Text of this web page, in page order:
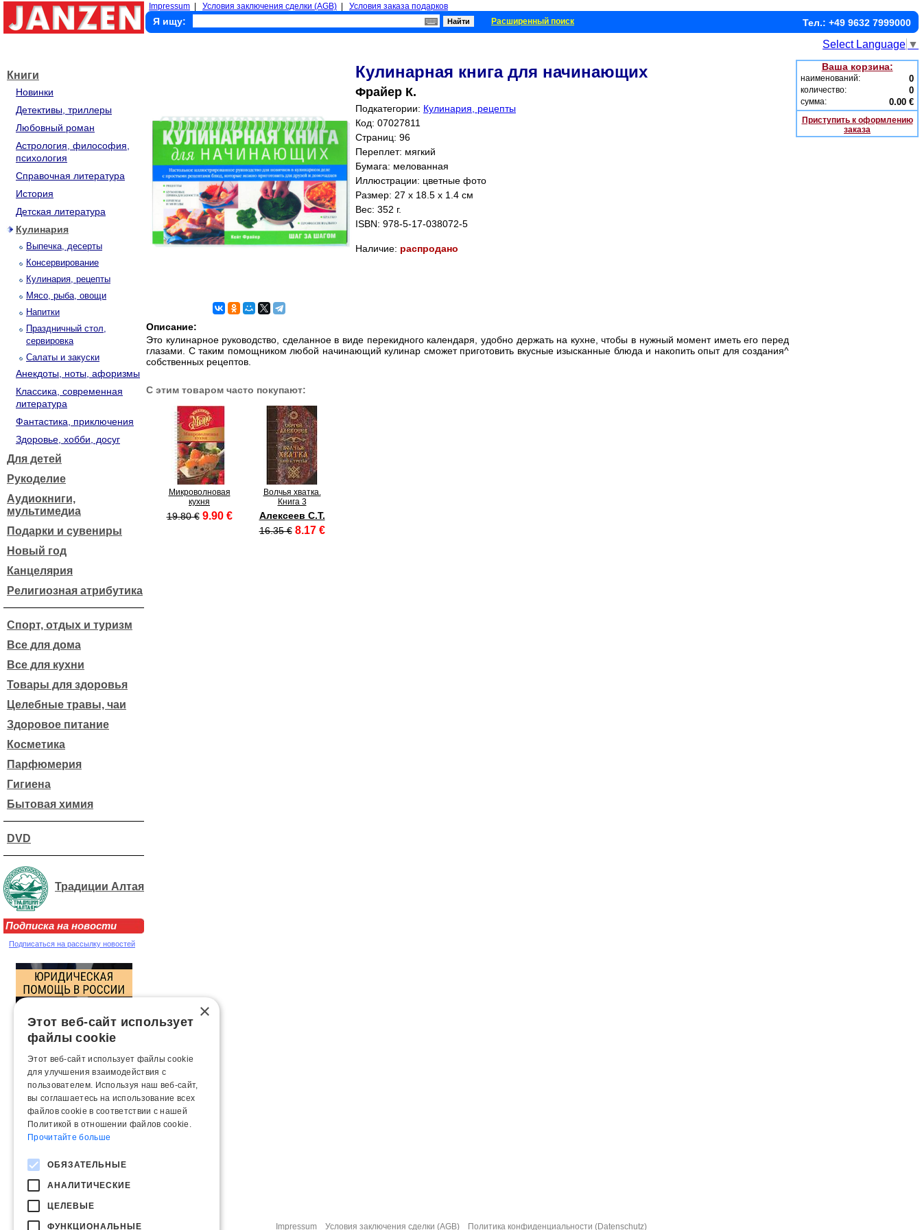
Impressum Условия заключения сделки (AGB) Условия заказа подарков
Я ищу: Расширенный поиск Тел.: +49 9632 7999000
Select Language ▼
Книги
Новинки
Детективы, триллеры
Любовный роман
Астрология, философия,
психология
Справочная литература
История
Детская литература
Кулинария
Выпечка, десерты
Консервирование
Кулинария, рецепты
Мясо, рыба, овощи
Напитки
Праздничный стол,
сервировка
Салаты и закуски
Анекдоты, ноты, афоризмы
Классика, современная
литература
Фантастика, приключения
Здоровье, хобби, досуг
Для детей
Рукоделие
Аудиокниги,
мультимедиа
Подарки и сувениры
Новый год
Канцелярия
Религиозная атрибутика
Спорт, отдых и туризм
Все для дома
Все для кухни
Товары для здоровья
Целебные травы, чаи
Здоровое питание
Косметика
Парфюмерия
Гигиена
Бытовая химия
DVD
Традиции Алтая
Подписка на новости
Подписаться на рассылку новостей
Кулинарная книга для начинающих
Фрайер К.
Подкатегории: Кулинария, рецепты
Код: 07027811
Страниц: 96
Переплет: мягкий
Бумага: мелованная
Иллюстрации: цветные фото
Размер: 27 x 18.5 x 1.4 см
Вес: 352 г.
ISBN: 978-5-17-038072-5
Наличие: распродано
Описание:
Это кулинарное руководство, сделанное в виде перекидного календаря, удобно держать на кухне, чтобы в нужный момент иметь его перед
глазами. С таким помощником любой начинающий кулинар сможет приготовить вкусные изысканные блюда и накопить опыт для создания^
собственных рецептов.
С этим товаром часто покупают:
Микроволновая
кухня
19.80 € 9.90 €
Волчья хватка.
Книга 3
Алексеев С.Т.
16.35 € 8.17 €
Ваша корзина:
наименований: 0
количество: 0
сумма: 0.00 €
Приступить к оформлению
заказа
Impressum Условия заключения сделки (AGB) Политика конфиденциальности (Datenschutz)
×
Этот веб-сайт использует
файлы cookie
Этот веб-сайт использует файлы cookie
для улучшения взаимодействия с
пользователем. Используя наш веб-сайт,
вы соглашаетесь на использование всех
файлов cookie в соответствии с нашей
Политикой в ​​отношении файлов cookie.
Прочитайте больше
ОБЯЗАТЕЛЬНЫЕ
АНАЛИТИЧЕСКИЕ
ЦЕЛЕВЫЕ
ФУНКЦИОНАЛЬНЫЕ